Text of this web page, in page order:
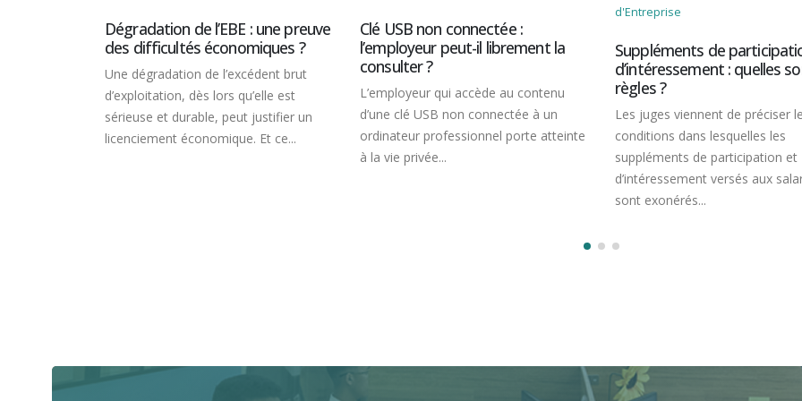
Clé USB non connectée :
l’employeur peut-il librement la
consulter ?
L’employeur qui accède au contenu
d’une clé USB non connectée à un
ordinateur professionnel porte atteinte
Suppléments de participation et
d’intéressement : quelles sont les
règles ?
Les juges viennent de préciser les
conditions dans lesquelles les
suppléments de participation et
l’obligation de
salariés !
Le plan de sauvegarde de
instauré par l’employeur qui
de procéder à des
économiques, ne le dispense...